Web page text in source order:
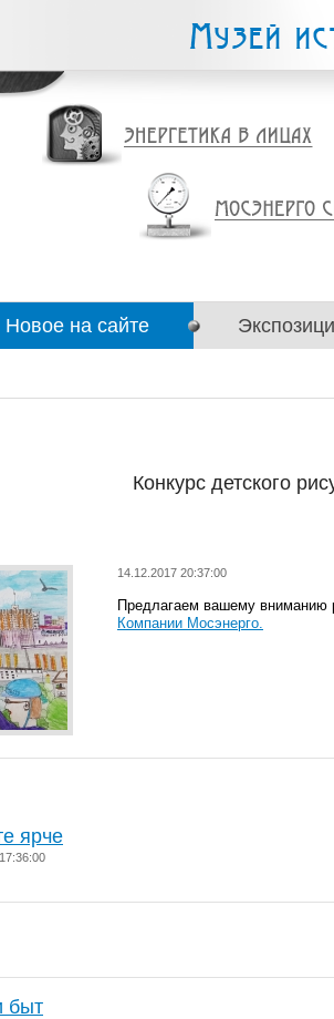
Новое на сайте
Конкурс детского
14.12.2017 20:37:00
Предлагаем вашему вниманию
Компании Мосэнерго.
ярче
быт